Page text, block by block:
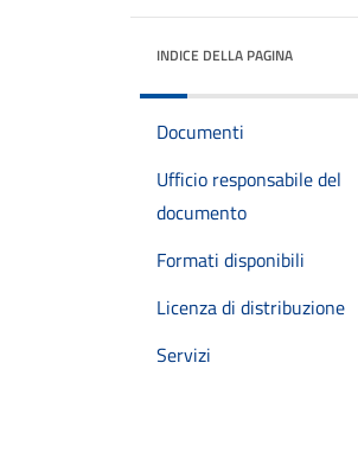
INDICE DELLA PAGINA
Documenti
Ufficio responsabile del
documento
Formati disponibili
Licenza di distribuzione
Servizi